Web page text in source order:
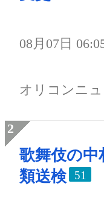
08月07日
オリコンニュ
歌舞伎の中
類送検
51